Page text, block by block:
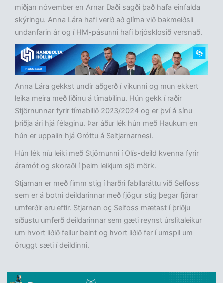
miðjan nóvember en Arnar Daði sagði það hafa einfalda
skýringu. Anna Lára hafi verið að glíma við bakmeiðsli
undanfarin ár og í HM-pásunni hafi brjósklosið versnað.
Anna Lára gekkst undir aðgerð í vikunni og mun ekkert
leika meira með liðinu á tímabilinu. Hún gekk í raðir
Stjörnunnar fyrir tímabilið 2023/2024 og er því á sínu
þriðja ári hjá félaginu. Þar áður lék hún með Haukum en
hún er uppalin hjá Gróttu á Seltjarnarnesi.
Hún lék níu leiki með Stjörnunni í Olís-deild kvenna fyrir
áramót og skoraði í þeim leikjum sjö mörk.
Stjarnan er með fimm stig í harðri fabllaráttu við Selfoss
sem er á botni deildarinnar með fjögur stig þegar fjórar
umferðir eru eftir. Stjarnan og Selfoss mætast í þriðju
síðustu umferð deildarinnar sem gæti reynst úrslitaleikur
um hvort liðið fellur beint og hvort liðið fer í umspil um
öruggt sæti í deildinni.